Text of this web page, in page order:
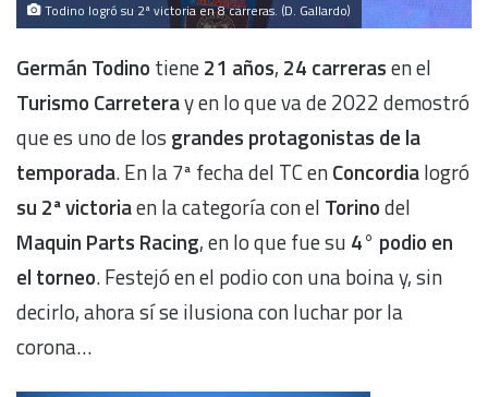
Todino logró su 2ª victoria en 8 carreras. (D. Gallardo)
Germán Todino tiene21 años, 24 carrerasen el
Turismo Carreteray en lo que va de 2022 demostró
que es uno de los grandes protagonistas de la
temporada. En la 7ª fecha del TC enConcordialogró
su 2ª victoriaen la categoría con el Torinodel
Maquin Parts Racing, en lo que fue su 4° podio en
el torneo. Festejó en el podio con una boina y, sin
decirlo, ahora sí se ilusiona con luchar por la
corona…